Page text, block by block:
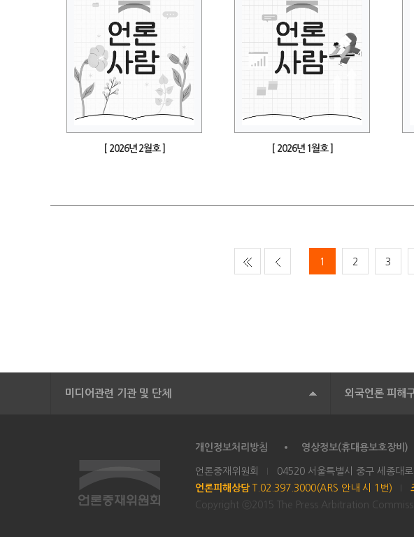
[ 2026년 2월호 ] [ 2026년 1월호 ]
1 2 3
미디어관련 기관 및 단체 외국언론 피해
개인정보처리방침 영상정보(휴대용보호장비)
언론중재위원회 04520 서울특별시 중구 세종대
언론피해상담 T.02.397.3000(ARS 안내 시 1번)
Copyright ⓒ2015 The Press Arbitration